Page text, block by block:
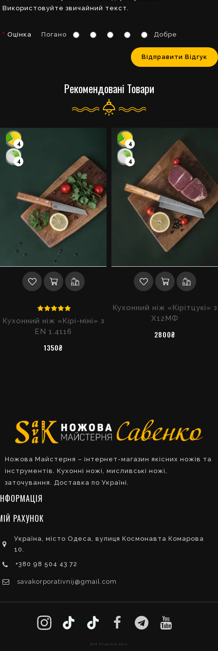
Використовуйте звичайний текст.
Оцінка Погано Добре
Відправити Відгук
Рекомендовані Товари
4
4
Кухонний ніж «Кірі-міні» з
EN 1.4116
1350₴
4
4
Кухонний ніж «Кірітцукі» з
Х12МФ
2800₴
Ножова Майстерня – інтернет-магазин якісних ножів та
інструментів. Кухонні ножі, мисливські ножі,
заточування. Доставка по Україні.
РАХУНОК
Україна, місто Одеса, вулиця Космонавта Комарова
10.
+380 98 504 43 72
savakorporativnij@gmail.com
Веб Розробка Xpro